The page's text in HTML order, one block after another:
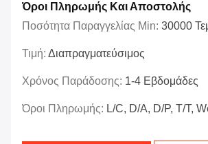
Όροι Πληρωμής Και Αποστολής
Ποσότητα Παραγγελίας Min: 30000
Τιμή: Διαπραγματεύσιμος
Χρόνος Παράδοσης: 1-4 Εβδομάδες
Όροι Πληρωμής: L/C, D/A, D/P, T/T,